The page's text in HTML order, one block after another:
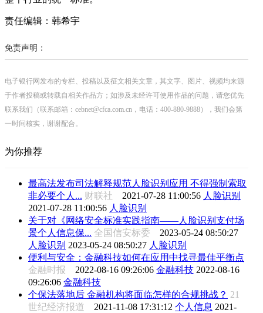
责任编辑：韩希宇
免责声明：
电子银行网发布的专栏、投稿以及征文相关文章，其文字、图片、视频均来源
于作者投稿或转载自相关作品方；如涉及未经许可使用作品的问题，请您优先
联系我们（联系邮箱：cebnet@cfca.com.cn，电话：400-880-9888），我们会第
一时间核实，谢谢配合。
为你推荐
最高法发布司法解释规范人脸识别应用 不得强制索取
非必要个人... 财联社 2021-07-28 11:00:56 人脸识别
2021-07-28 11:00:56 人脸识别
关于对《网络安全标准实践指南——人脸识别支付场
景个人信息保... 全国信安标委 2023-05-24 08:50:27
人脸识别 2023-05-24 08:50:27 人脸识别
便利与安全：金融科技如何在应用中找寻最佳平衡点
金融时报 2022-08-16 09:26:06 金融科技 2022-08-16
09:26:06 金融科技
个保法落地后 金融机构将面临怎样的合规挑战？ 21
世纪经济报道 2021-11-08 17:31:12 个人信息 2021-